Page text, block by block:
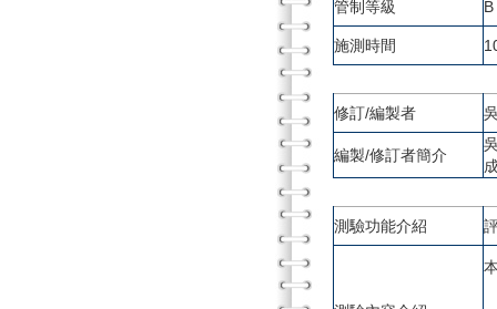
管制等級 B
施測時間
修訂/編製者
編製/修訂者簡介
測驗功能介紹